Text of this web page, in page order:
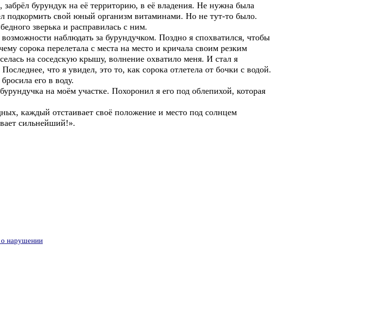
забрёл бурундук на её территорию, в её владения. Не нужна была
подкормить свой юный организм витаминами. Но не тут-то было.
зверька и расправилась с ним.
наблюдать за бурундучком. Поздно я спохватился, чтобы
сорока перелетала с места на место и кричала своим резким
на соседскую крышу, волнение охватило меня. И стал я
что я увидел, это то, как сорока отлетела от бочки с водой.
его в воду.
на моём участке. Похоронил я его под облепихой, которая
каждый отстаивает своё положение и место под солнцем
сильнейший!».
о нарушении